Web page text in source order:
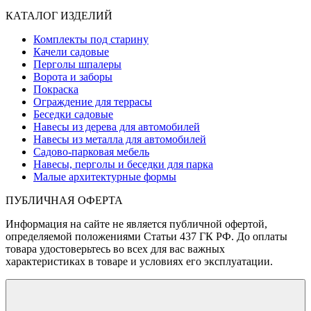
КАТАЛОГ ИЗДЕЛИЙ
Комплекты под старину
Качели садовые
Перголы шпалеры
Ворота и заборы
Покраска
Ограждение для террасы
Беседки садовые
Навесы из дерева для автомобилей
Навесы из металла для автомобилей
Садово-парковая мебель
Навесы, перголы и беседки для парка
Малые архитектурные формы
ПУБЛИЧНАЯ ОФЕРТА
Информация на сайте не является публичной офертой,
определяемой положениями Статьи 437 ГК РФ. До оплаты
товара удостоверьтесь во всех для вас важных
характеристиках в товаре и условиях его эксплуатации.